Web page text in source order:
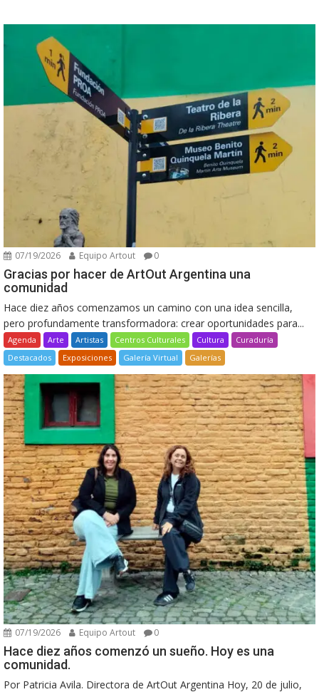
07/19/2026 Equipo Artout 0
Gracias por hacer de ArtOut Argentina una
comunidad
Hace diez años comenzamos un camino con una idea sencilla,
pero profundamente transformadora: crear oportunidades para...
Agenda Arte Artistas Centros Culturales Cultura
Curaduría
Destacados
Exposiciones Galería Virtual Galerías
07/19/2026 Equipo Artout 0
Hace diez años comenzó un sueño. Hoy es una
comunidad.
Por Patricia Avila. Directora de ArtOut Argentina Hoy, 20 de julio,